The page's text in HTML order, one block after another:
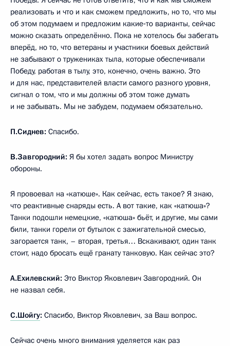
реализовать и что и как сможем предложить, но то, что мы
об этом подумаем и предложим какие‑то варианты, сейчас
можно сказать определённо. Пока не хотелось бы забегать
вперёд, но то, что ветераны и участники боевых действий
не забывают о тружениках тыла, которые обеспечивали
Победу, работая в тылу, это, конечно, очень важно. Это
и для нас, представителей власти самого разного уровня,
сигнал о том, что и мы должны об этом тоже думать
и не забывать. Мы не забудем, подумаем обязательно.
П.Сиднев: Спасибо.
В.Завгородний: Я бы хотел задать вопрос Министру
обороны.
Я провоевал на «катюше». Как сейчас, есть такое? Я знаю,
что реактивные снаряды есть. А вот такие, как «катюша»?
Танки подошли немецкие, «катюша» бьёт, и другие, мы сами
били, танки горели от бутылок с зажигательной смесью,
загорается танк, – вторая, третья… Вскакивают, один танк
стоит, надо бросать ещё гранату танковую. Как сейчас это?
А.Ехилевский: Это Виктор Яковлевич Завгородний. Он
не назвал себя.
С.Шойгу: Спасибо, Виктор Яковлевич, за Ваш вопрос.
Сейчас очень много внимания уделяется как раз